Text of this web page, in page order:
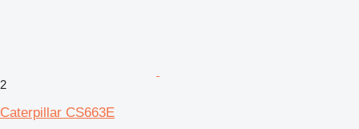
2
Caterpillar CS663E